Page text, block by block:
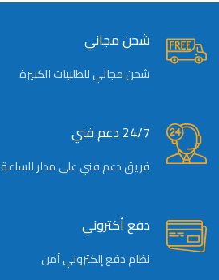
شحن مجاني
شحن مجاني للطلبيات الكبيرة
24/7 دعم فني
فريق دعم فني على مدار الساعة
دفع أكتروني
نظام دفع إلكتروني آمن